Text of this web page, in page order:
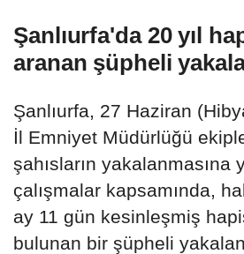
Şanlıurfa'da 20 yıl
aranan şüpheli
Şanlıurfa, 27 Haziran
İl Emniyet Müdürlüğü
şahısların yakalanmasına
çalışmalar kapsamında,
ay 11 gün kesinleşmiş
bulunan bir şüpheli